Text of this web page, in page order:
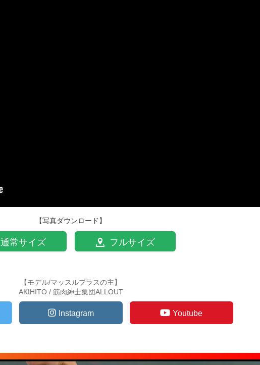
【写真ダウンロード】
通常サイズ フルサイズ
【モデル/マッスルプラスの主】
AKIHITO / 筋肉紳士集団ALLOUT
Instagram Youtube